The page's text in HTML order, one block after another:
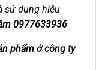
sử dụng hiệu
0977633936
phẩm ở công ty